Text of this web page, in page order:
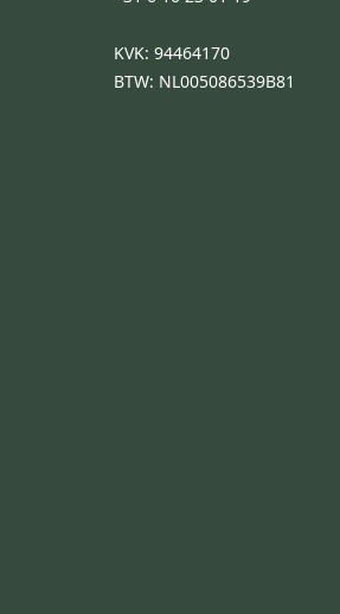
KVK: 94464170
BTW: NL005086539B81